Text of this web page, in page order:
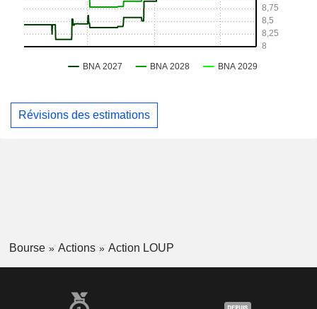
Révisions des estimations
Bourse Actions Action LOUP